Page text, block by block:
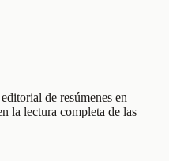
de resúmenes en
la lectura completa de las